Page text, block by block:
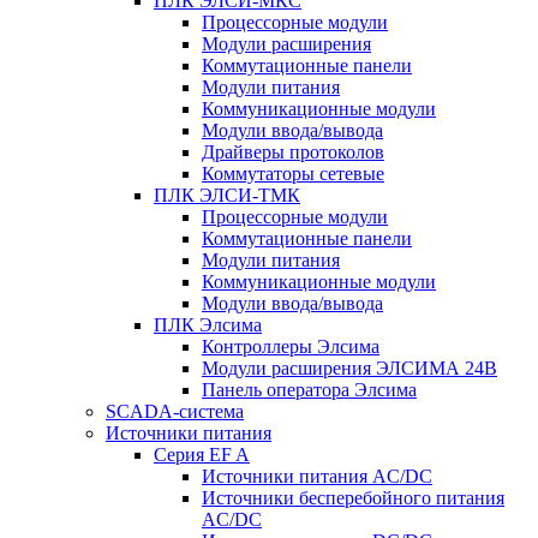
Процессорные модули
Модули расширения
Коммутационные панели
Модули питания
Коммуникационные модули
Модули ввода/вывода
Драйверы протоколов
Коммутаторы сетевые
ПЛК ЭЛСИ-ТМК
Процессорные модули
Коммутационные панели
Модули питания
Коммуникационные модули
Модули ввода/вывода
ПЛК Элсима
Контроллеры Элсима
Модули расширения ЭЛСИМА 24В
Панель оператора Элсима
SCADA-система
Источники питания
Серия EF A
Источники питания AC/DC
Источники бесперебойного питания
AC/DC